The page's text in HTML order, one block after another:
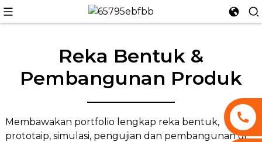
Reka Bentuk &
Pembangunan Produk
Membawakan portfolio lengkap reka bentuk,
prototaip, simulasi, pengujian dan pembangunan di